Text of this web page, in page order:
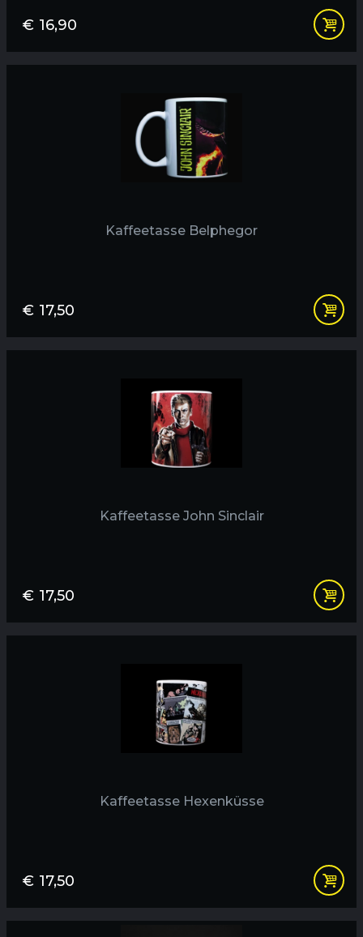
€ 16,90
Kaffeetasse Belphegor
€ 17,50
Kaffeetasse John Sinclair
€ 17,50
Kaffeetasse Hexenküsse
€ 17,50